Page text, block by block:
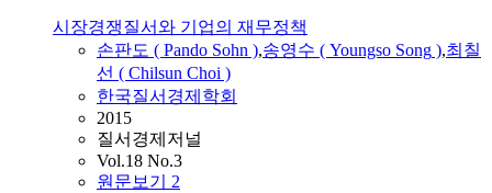
시장경쟁질서와 기업의 재무정책
손판도 ( Pando Sohn ),송영수 ( Youngso Song ),최칠
선 ( Chilsun Choi )
한국질서경제학회
2015
질서경제저널
Vol.18 No.3
원문보기 2